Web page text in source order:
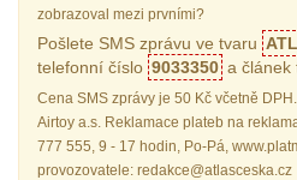
zobrazoval mezi prvními?
Pošlete SMS zprávu ve tvaru
telefonní číslo 9033350 a článek
Cena SMS zprávy je 50 Kč včetně
Airtoy a.s. Reklamace plateb na
777 555, 9 - 17 hodin, Po-Pá,
provozovatele: redakce@atlasceska.cz